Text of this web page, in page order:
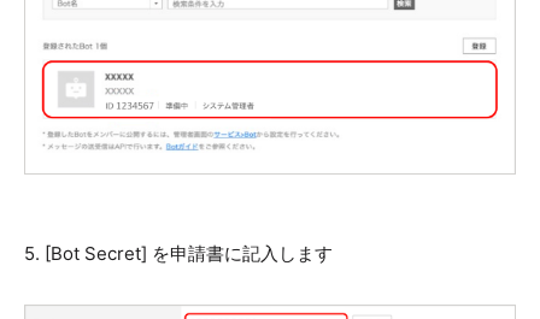
5. [Bot Secret] を申請書に記入します